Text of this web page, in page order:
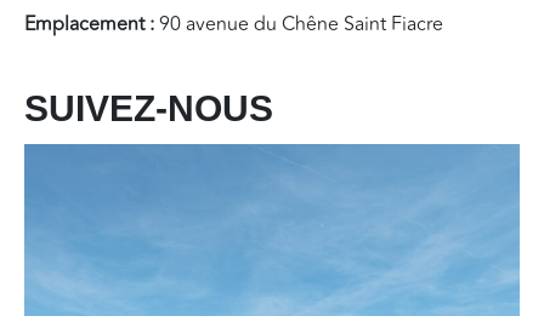
Emplacement :90 avenue du Chêne Saint Fiacre
SUIVEZ-NOUS